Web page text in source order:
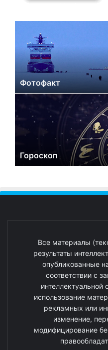
Фотофакт
Гороскоп
Все материалы
результаты
опубликованные
соответствии с
интеллектуальной
использование
рекламных или
изменение,
модифицирование